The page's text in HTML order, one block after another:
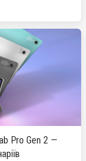
Pro Gen 2 —